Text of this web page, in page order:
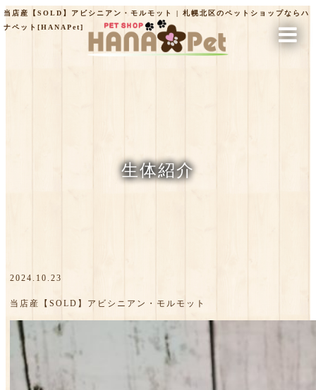
当店産【SOLD】アビシニアン・モルモット | 札幌北区のペットショップならハ
ナペット[HANAPet]
生体紹介
2024.10.23
当店産【SOLD】アビシニアン・モルモット